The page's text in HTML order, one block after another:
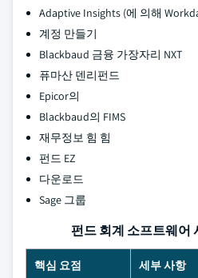
Adaptive Insights (에 의해
계정 만들기
Blackbaud 금융 가장자리 NXT
퓨마산 덴리펀드
Epicor의
Blackbaud의 FIMS
재무정보 힘 힘
펀드 EZ
다운로드
Sage 그룹
펀드 회계 소프트웨어
핵심 요점 세부 사항